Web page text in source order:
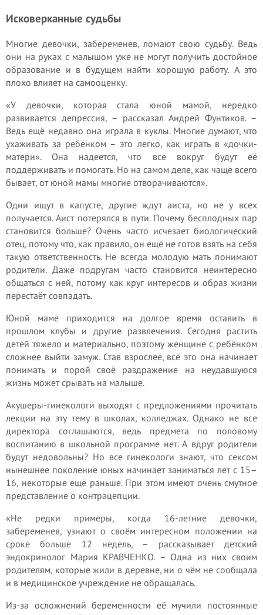
Исковерканные судьбы
Многие девочки, забеременев, ломают свою судьбу. Ведь
они на руках с малышом уже не могут получить достойное
образование и в будущем найти хорошую работу. А это
плохо влияет на самооценку.
«У девочки, которая стала юной мамой, нередко
развивается депрессия, – рассказал Андрей Фунтиков. –
Ведь ещё недавно она играла в куклы. Многие думают, что
ухаживать за ребёнком – это легко, как играть в «дочки-
матери». Она надеется, что все вокруг будут её
поддерживать и помогать. Но на самом деле, как чаще всего
бывает, от юной мамы многие отворачиваются».
Одни ищут в капусте, другие ждут аиста, но не у всех
получается. Аист потерялся в пути. Почему бесплодных пар
становится больше? Очень часто исчезает биологический
отец, потому что, как правило, он ещё не готов взять на себя
такую ответственность. Не всегда молодую мать понимают
родители. Даже подругам часто становится неинтересно
общаться с ней, потому как круг интересов и образ жизни
перестаёт совпадать.
Юной маме приходится на долгое время оставить в
прошлом клубы и другие развлечения. Сегодня растить
детей тяжело и материально, поэтому женщине с ребёнком
сложнее выйти замуж. Став взрослее, всё это она начинает
понимать и порой своё раздражение на неудавшуюся
жизнь может срывать на малыше.
Акушеры-гинекологи выходят с предложениями прочитать
лекции на эту тему в школах, колледжах. Однако не все
директора соглашаются, ведь предмета по половому
воспитанию в школьной программе нет. А вдруг родители
будут недовольны? Но все гинекологи знают, что сексом
нынешнее поколение юных начинает заниматься лет с 15–
16, некоторые ещё раньше. При этом имеют очень смутное
представление о контрацепции.
«Не редки примеры, когда 16-летние девочки,
забеременев, узнают о своём интересном положении на
сроке больше 12 недель, – рассказывает детский
эндокринолог Мария КРАВЧЕНКО. – Одна из них своим
родителям, которые жили в деревне, ни о чём не сообщала
и в медицинское учреждение не обращалась.
Из-за осложнений беременности её мучили постоянные